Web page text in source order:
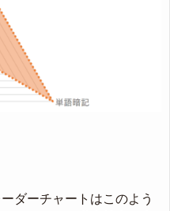
ダーチャートはこのよう